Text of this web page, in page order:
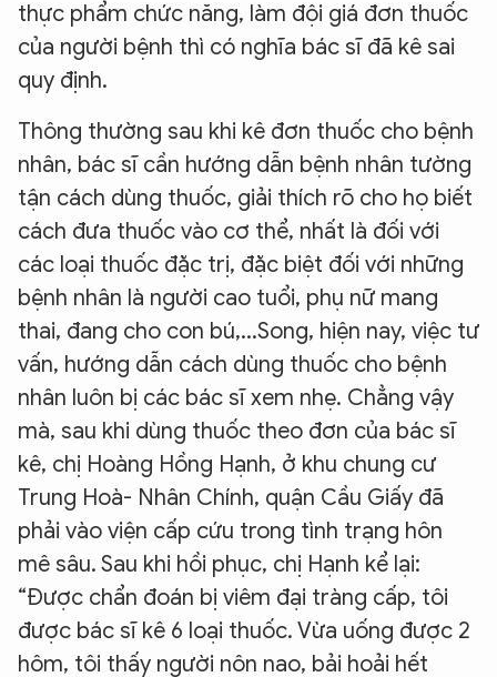
thực phẩm chức năng, làm đội giá đơn thuốc
của người bệnh thì có nghĩa bác sĩ đã kê sai
quy định.
Thông thường sau khi kê đơn thuốc cho bệnh
nhân, bác sĩ cần hướng dẫn bệnh nhân tường
tận cách dùng thuốc, giải thích rõ cho họ biết
cách đưa thuốc vào cơ thể, nhất là đối với
các loại thuốc đặc trị, đặc biệt đối với những
bệnh nhân là người cao tuổi, phụ nữ mang
thai, đang cho con bú,...Song, hiện nay, việc tư
vấn, hướng dẫn cách dùng thuốc cho bệnh
nhân luôn bị các bác sĩ xem nhẹ. Chẳng vậy
mà, sau khi dùng thuốc theo đơn của bác sĩ
kê, chị Hoàng Hồng Hạnh, ở khu chung cư
Trung Hoà- Nhân Chính, quận Cầu Giấy đã
phải vào viện cấp cứu trong tình trạng hôn
mê sâu. Sau khi hồi phục, chị Hạnh kể lại:
“Được chẩn đoán bị viêm đại tràng cấp, tôi
được bác sĩ kê 6 loại thuốc. Vừa uống được 2
hôm, tôi thấy người nôn nao, bải hoải hết